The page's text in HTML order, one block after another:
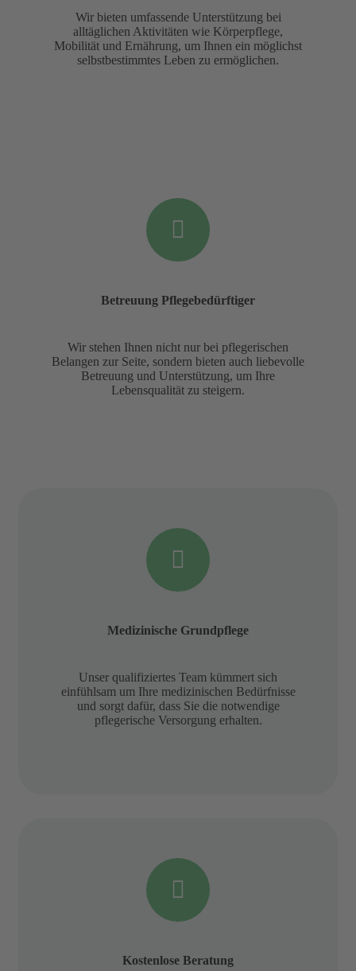
Wir bieten umfassende Unterstützung bei
alltäglichen Aktivitäten wie Körperpflege,
Mobilität und Ernährung, um Ihnen ein möglichst
selbstbestimmtes Leben zu ermöglichen.
Betreuung Pflegebedürftiger
Wir stehen Ihnen nicht nur bei pflegerischen
Belangen zur Seite, sondern bieten auch liebevolle
Betreuung und Unterstützung, um Ihre
Lebensqualität zu steigern.
Medizinische Grundpflege
Unser qualifiziertes Team kümmert sich
einfühlsam um Ihre medizinischen Bedürfnisse
und sorgt dafür, dass Sie die notwendige
pflegerische Versorgung erhalten.
Kostenlose Beratung